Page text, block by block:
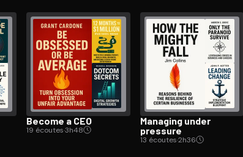
Become a CEO
19 écoutes·3h48
Managing under
pressure
13 écoutes·2h36